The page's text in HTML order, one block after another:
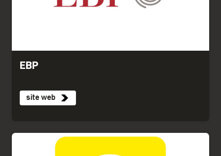
EBP
site web